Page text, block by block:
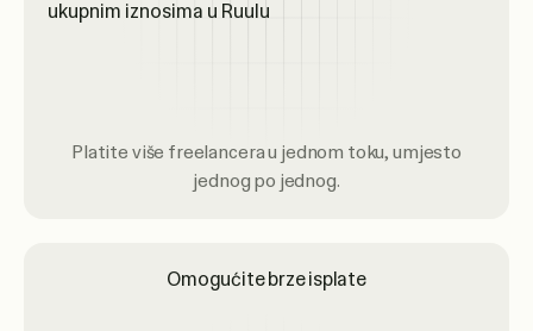
Platite više freelancera u jednom toku, umjesto
jednog po jednog.
Omogućite brze isplate